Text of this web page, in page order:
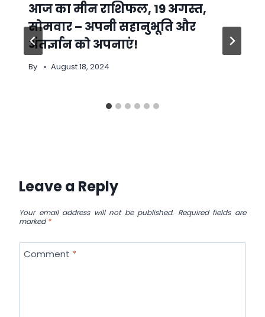
आज का मीन राशिफल, 19 अगस्त,
सोमवार – अपनी सहानुभूति और
अंतर्ज्ञान को अपनाएं!
By August 18, 2024
Leave a Reply
Your email address will not be published. Required fields are
marked*
Comment *